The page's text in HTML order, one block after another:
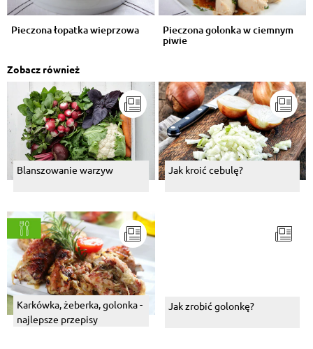
Pieczona łopatka wieprzowa Pieczona golonka w ciemnym
piwie
Zobacz również
Blanszowanie warzyw Jak kroić cebulę?
Karkówka, żeberka, golonka -
najlepsze przepisy
Jak zrobić golonkę?